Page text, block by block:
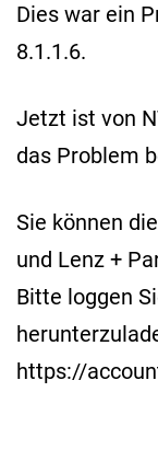
Dies war ein
8.1.1.6.
Jetzt ist von
das Problem
Sie können
und Lenz +
Bitte loggen
https://